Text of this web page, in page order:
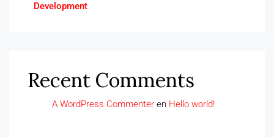
Development
Recent Comments
A WordPress Commenter en Hello world!